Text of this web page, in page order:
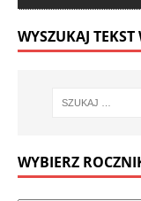
WYSZUKAJ
WYBIERZ